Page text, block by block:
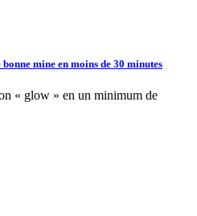
mine en moins de 30 minutes
« glow » en un minimum de